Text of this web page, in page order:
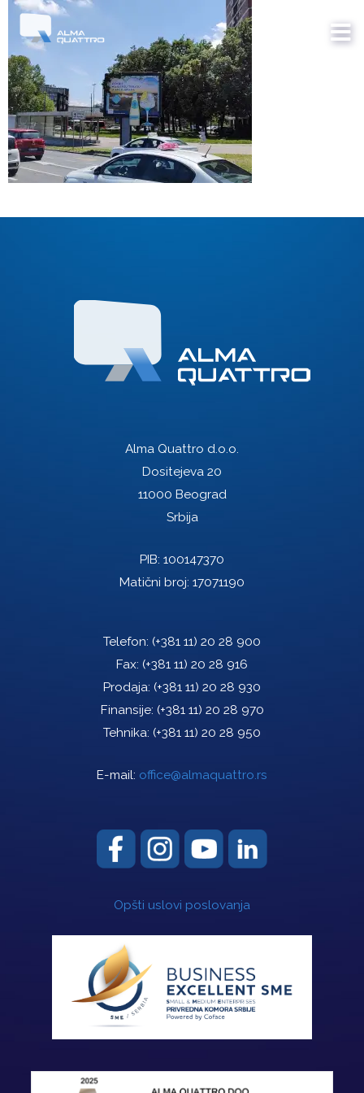
Alma Quattro d.o.o.
Dositejeva 20
11000 Beograd
Srbija
PIB: 100147370
Matični broj: 17071190
Telefon: (+381 11) 20 28 900
Fax: (+381 11) 20 28 916
Prodaja: (+381 11) 20 28 930
Finansije: (+381 11) 20 28 970
Tehnika: (+381 11) 20 28 950
E-mail: office@almaquattro.rs
Opšti uslovi poslovanja